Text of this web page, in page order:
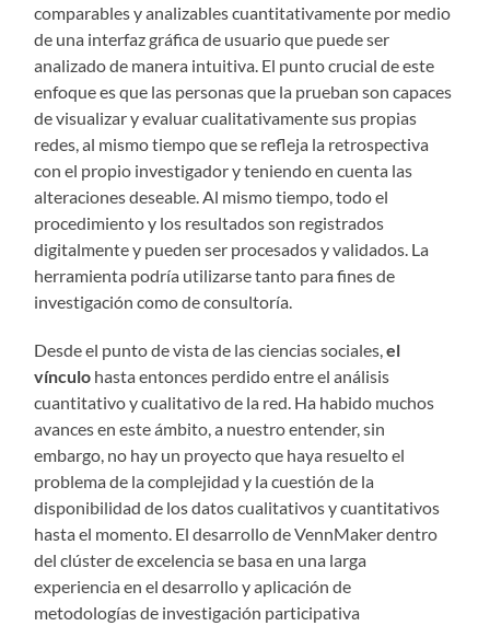
comparables y analizables cuantitativamente por medio
de una interfaz gráfica de usuario que puede ser
analizado de manera intuitiva. El punto crucial de este
enfoque es que las personas que la prueban son capaces
de visualizar y evaluar cualitativamente sus propias
redes, al mismo tiempo que se refleja la retrospectiva
con el propio investigador y teniendo en cuenta las
alteraciones deseable. Al mismo tiempo, todo el
procedimiento y los resultados son registrados
digitalmente y pueden ser procesados ​​y validados. La
herramienta podría utilizarse tanto para fines de
investigación como de consultoría.
Desde el punto de vista de las ciencias sociales,el
vínculo hasta entonces perdido entre el análisis
cuantitativo y cualitativo de la red. Ha habido muchos
avances en este ámbito, a nuestro entender, sin
embargo, no hay un proyecto que haya resuelto el
problema de la complejidad y la cuestión de la
disponibilidad de los datos cualitativos y cuantitativos
hasta el momento. El desarrollo de VennMaker dentro
del clúster de excelencia se basa en una larga
experiencia en el desarrollo y aplicación de
metodologías de investigación participativa